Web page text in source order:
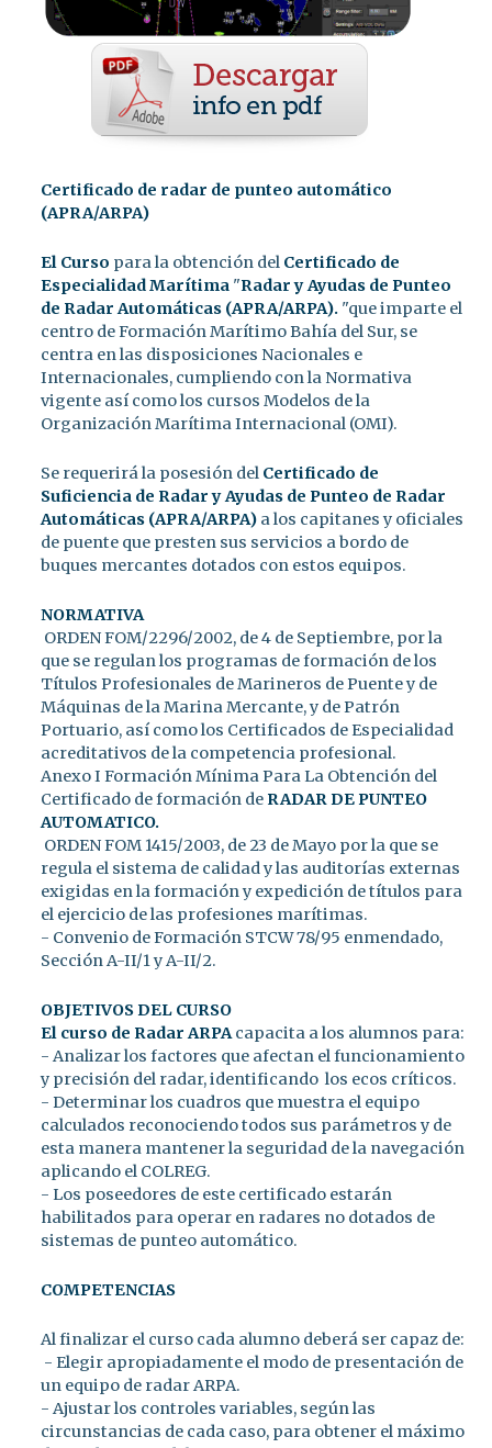
Certificado de radar de punteo automático
(APRA/ARPA)
El Curso para la obtención del Certificado de
Especialidad Marítima "Radar y Ayudas de Punteo
de Radar Automáticas (APRA/ARPA). "que imparte el
centro de Formación Marítimo Bahía del Sur, se
centra en las disposiciones Nacionales e
Internacionales, cumpliendo con la Normativa
vigente así como los cursos Modelos de la
Organización Marítima Internacional (OMI).
Se requerirá la posesión del Certificado de
Suficiencia de Radar y Ayudas de Punteo de Radar
Automáticas (APRA/ARPA) a los capitanes y oficiales
de puente que presten sus servicios a bordo de
buques mercantes dotados con estos equipos.
NORMATIVA
ORDEN FOM/2296/2002, de 4 de Septiembre, por la
que se regulan los programas de formación de los
Títulos Profesionales de Marineros de Puente y de
Máquinas de la Marina Mercante, y de Patrón
Portuario, así como los Certificados de Especialidad
acreditativos de la competencia profesional.
Anexo I Formación Mínima Para La Obtención del
Certificado de formación de RADAR DE PUNTEO
AUTOMATICO.
ORDEN FOM 1415/2003, de 23 de Mayo por la que se
regula el sistema de calidad y las auditorías externas
exigidas en la formación y expedición de títulos para
el ejercicio de las profesiones marítimas.
- Convenio de Formación STCW 78/95 enmendado,
Sección A-II/1 y A-II/2.
OBJETIVOS DEL CURSO
El curso de Radar ARPAcapacita a los alumnos para:
- Analizar los factores que afectan el funcionamiento
y precisión del radar, identificando los ecos críticos.
- Determinar los cuadros que muestra el equipo
calculados reconociendo todos sus parámetros y de
esta manera mantener la seguridad de la navegación
aplicando el COLREG.
- Los poseedores de este certificado estarán
habilitados para operar en radares no dotados de
sistemas de punteo automático.
COMPETENCIAS
Al finalizar el curso cada alumno deberá ser capaz de:
- Elegir apropiadamente el modo de presentación de
un equipo de radar ARPA.
- Ajustar los controles variables, según las
circunstancias de cada caso, para obtener el máximo